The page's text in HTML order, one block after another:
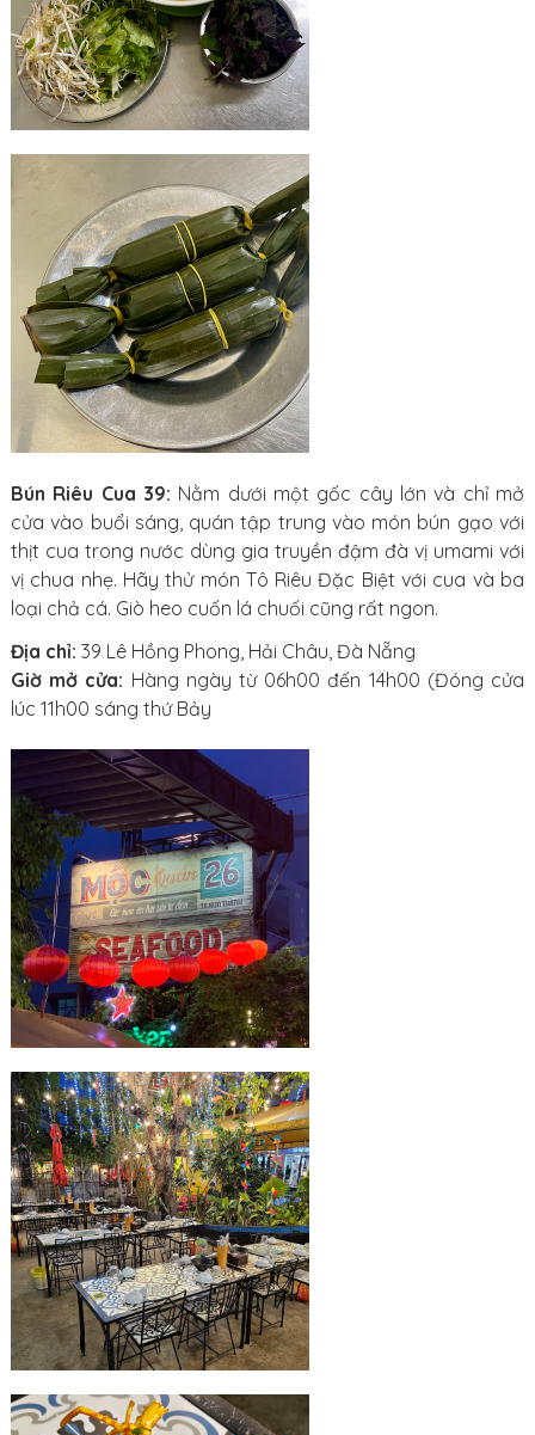
Bún Riêu Cua 39: Nằm dưới một gốc cây lớn và chỉ mở
cửa vào buổi sáng, quán tập trung vào món bún gạo với
thịt cua trong nước dùng gia truyền đậm đà vị umami với
vị chua nhẹ. Hãy thử món Tô Riêu Đặc Biệt với cua và ba
loại chả cá. Giò heo cuốn lá chuối cũng rất ngon.
Địa chỉ: 39 Lê Hồng Phong, Hải Châu, Đà Nẵng
Giờ mở cửa: Hàng ngày từ 06h00 đến 14h00 (Đóng cửa
lúc 11h00 sáng thứ Bảy